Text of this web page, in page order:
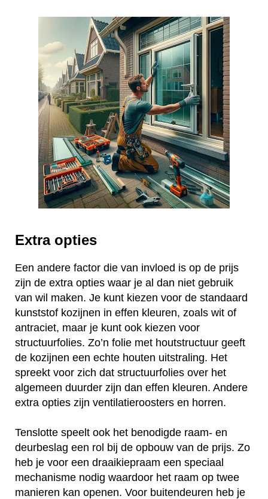
Extra opties
Een andere factor die van invloed is op de prijs
zijn de extra opties waar je al dan niet gebruik
van wil maken. Je kunt kiezen voor de standaard
kunststof kozijnen in effen kleuren, zoals wit of
antraciet, maar je kunt ook kiezen voor
structuurfolies. Zo’n folie met houtstructuur geeft
de kozijnen een echte houten uitstraling. Het
spreekt voor zich dat structuurfolies over het
algemeen duurder zijn dan effen kleuren. Andere
extra opties zijn ventilatieroosters en horren.
Tenslotte speelt ook het benodigde raam- en
deurbeslag een rol bij de opbouw van de prijs. Zo
heb je voor een draaikiepraam een speciaal
mechanisme nodig waardoor het raam op twee
manieren kan openen. Voor buitendeuren heb je